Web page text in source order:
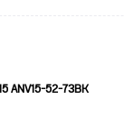
ANV15-52-73BK